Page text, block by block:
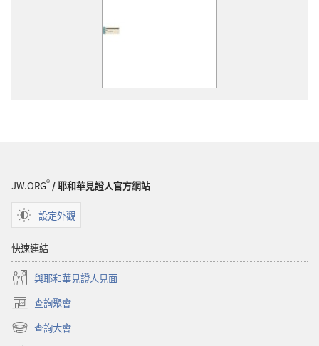
JW.ORG®/ 耶和華見證人官方網站
設定外觀
快速連結
與耶和華見證人見面
查詢聚會
（開
啟
新
查詢大會
（開